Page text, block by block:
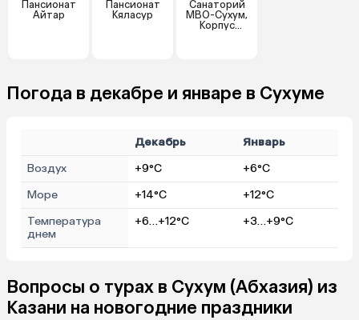
Пансионат
Айтар
Пансионат
Кяласур
Санаторий
МВО-Сухум,
Корпус
Погода в декабре и январе в Сухуме
Декабрь
Январь
Воздух
+9°C
+6°C
Море
+14°C
+12°C
Температура
днем
+6…+12°C +3…+9°C
Вопросы о турах в Сухум (Абхазия) из
Казани на новогодние праздники